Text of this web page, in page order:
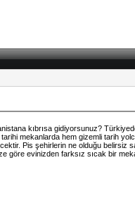
kıbrısa gidiyorsunuz?
mekanlarda hem gizemli tarih
Pis şehirlerin ne olduğu belirsiz
göre evinizden farksız sıcak bir